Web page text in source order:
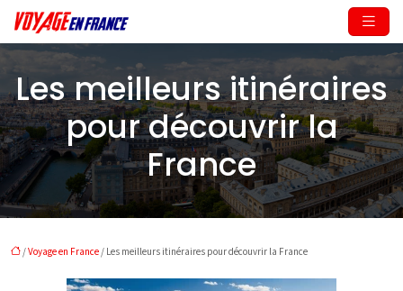
Les meilleurs itinéraires
pour découvrir la
France
/Voyage en France / Les meilleurs itinéraires pour découvrir la France